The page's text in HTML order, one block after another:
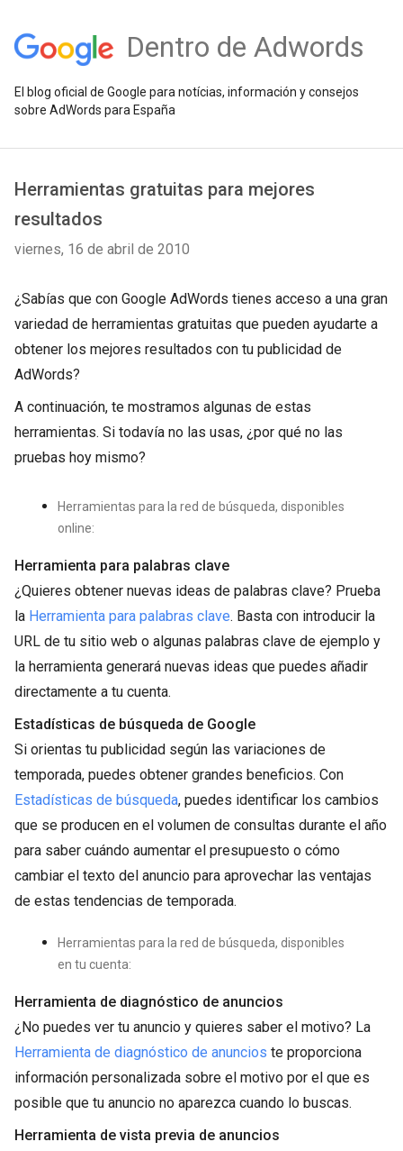
Dentro de Adwords
El blog oficial de Google para notícias, información y consejos
sobre AdWords para España
Herramientas gratuitas para mejores
resultados
viernes, 16 de abril de 2010
¿Sabías que con Google AdWords tienes acceso a una gran
variedad de herramientas gratuitas que pueden ayudarte a
obtener los mejores resultados con tu publicidad de
AdWords?
A continuación, te mostramos algunas de estas
herramientas. Si todavía no las usas, ¿por qué no las
pruebas hoy mismo?
Herramientas para la red de búsqueda, disponibles
online:
Herramienta para palabras clave
¿Quieres obtener nuevas ideas de palabras clave? Prueba
la Herramienta para palabras clave. Basta con introducir la
URL de tu sitio web o algunas palabras clave de ejemplo y
la herramienta generará nuevas ideas que puedes añadir
directamente a tu cuenta.
Estadísticas de búsqueda de Google
Si orientas tu publicidad según las variaciones de
temporada, puedes obtener grandes beneficios. Con
Estadísticas de búsqueda, puedes identificar los cambios
que se producen en el volumen de consultas durante el año
para saber cuándo aumentar el presupuesto o cómo
cambiar el texto del anuncio para aprovechar las ventajas
de estas tendencias de temporada.
Herramientas para la red de búsqueda, disponibles
en tu cuenta:
Herramienta de diagnóstico de anuncios
¿No puedes ver tu anuncio y quieres saber el motivo? La
Herramienta de diagnóstico de anuncios te proporciona
información personalizada sobre el motivo por el que es
posible que tu anuncio no aparezca cuando lo buscas.
Herramienta de vista previa de anuncios